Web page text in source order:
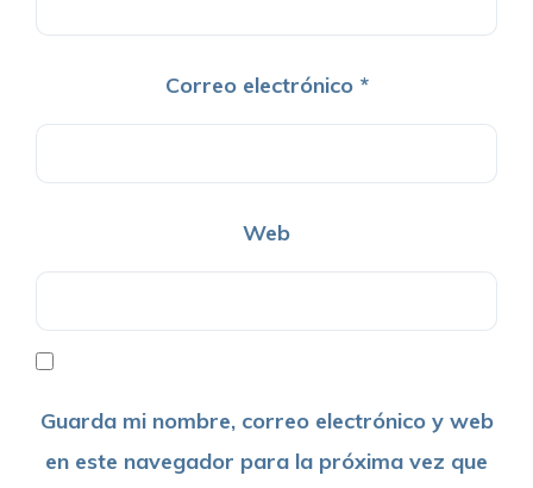
Correo electrónico *
Web
Guarda mi nombre, correo electrónico y web
en este navegador para la próxima vez que